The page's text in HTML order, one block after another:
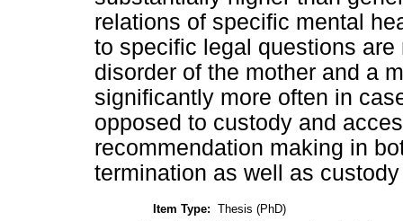
relations of specific mental
to specific legal questions
disorder of the mother and a
significantly more often in
opposed to custody and
recommendation making in
termination as well as
Item Type: Thesis (PhD)